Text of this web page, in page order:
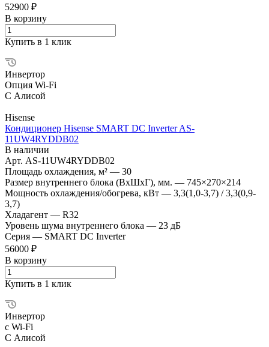
52900 ₽
В корзину
Купить в 1 клик
Инвертор
Опция Wi-Fi
С Алисой
Hisense
Кондиционер Hisense SMART DC Inverter AS-
11UW4RYDDB02
В наличии
Арт. AS-11UW4RYDDB02
Площадь охлаждения, м² — 30
Размер внутреннего блока (ВхШхГ), мм. — 745×270×214
Мощность охлаждения/обогрева, кВт — 3,3(1,0-3,7) / 3,3(0,9-
3,7)
Хладагент — R32
Уровень шума внутреннего блока — 23 дБ
Серия — SMART DC Inverter
56000 ₽
В корзину
Купить в 1 клик
Инвертор
с Wi-Fi
С Алисой